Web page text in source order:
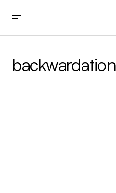
backwardation